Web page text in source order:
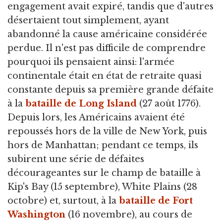
engagement avait expiré, tandis que d'autres
désertaient tout simplement, ayant
abandonné la cause américaine considérée
perdue. Il n'est pas difficile de comprendre
pourquoi ils pensaient ainsi: l'armée
continentale était en état de retraite quasi
constante depuis sa première grande défaite
à la bataille de Long Island (27 août 1776).
Depuis lors, les Américains avaient été
repoussés hors de la ville de New York, puis
hors de Manhattan; pendant ce temps, ils
subirent une série de défaites
décourageantes sur le champ de bataille à
Kip's Bay (15 septembre), White Plains (28
octobre) et, surtout, à la bataille de Fort
Washington (16 novembre), au cours de